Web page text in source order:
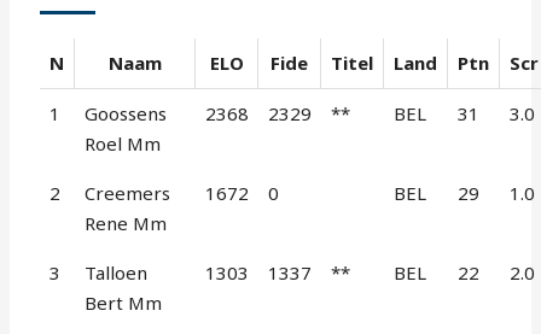
N Naam ELO Fide Titel Land Ptn Scr
1
Goossens
Roel Mm
2368 2329 ** BEL 31 3.0
2
Creemers
Rene Mm
1672 0 BEL 29 1.0
3
Talloen
Bert Mm
1303 1337 ** BEL 22 2.0